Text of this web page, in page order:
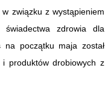
związku z wystąpieniem
zdrowia dla
na początku maja został
produktów drobiowych z